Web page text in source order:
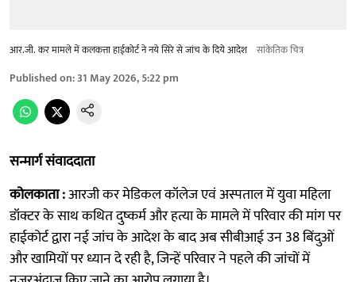
आर.जी. कर मामले में कलकत्ता हाईकोर्ट ने नये सिरे से जांच के दिये आदेश सांकेतिक चित्र
Published on:31 May 2026, 5:22 pm
सन्मार्ग संवाददाता
कोलकाता :आरजी कर मेडिकल कॉलेज एवं अस्पताल में युवा महिला
डॉक्टर के साथ कथित दुष्कर्म और हत्या के मामले में परिवार की मांग पर
हाईकोर्ट द्वारा नई जांच के आदेश के बाद अब सीबीआई उन 38 बिंदुओं
और खामियों पर ध्यान दे रही है, जिन्हें परिवार ने पहले की जांचों में